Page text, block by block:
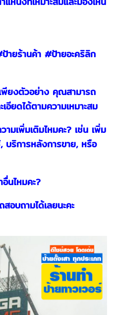
ยร้านค้า #ป้ายอะคริลิก
พียงตัวอย่าง คุณสามารถ
อียดได้ตามความเหมาะสม
มเพิ่มเติมไหมคะ? เช่น เพิ่ม
บริการหลังการขาย, หรือ
นไหมคะ?
อบถามได้เลยนะคะ